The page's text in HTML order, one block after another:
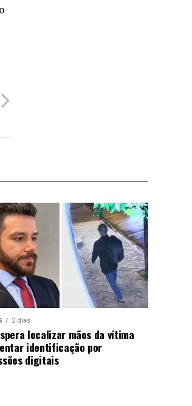
2 dias
localizar mãos da vítima
identificação por
digitais